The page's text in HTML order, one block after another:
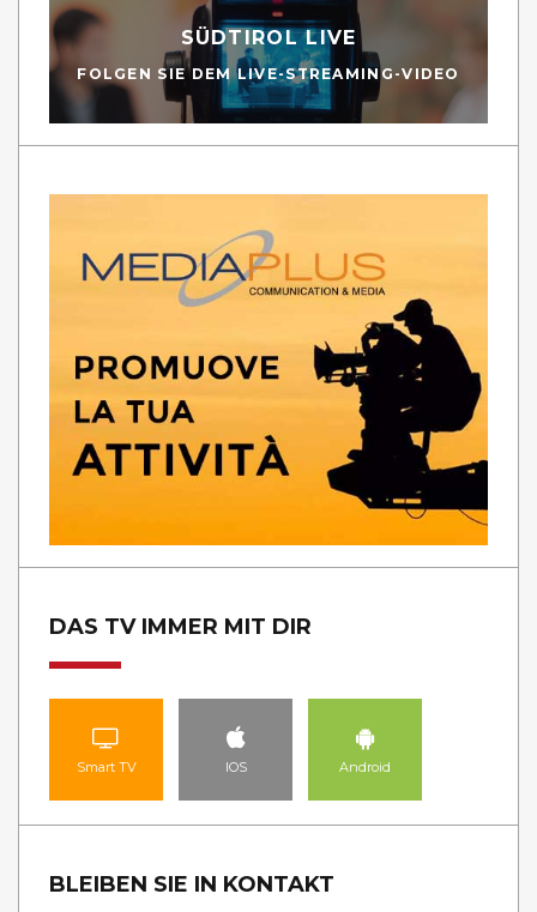
SÜDTIROL LIVE
FOLGEN SIE DEM LIVE-STREAMING-VIDEO
DAS TV IMMER MIT DIR
Smart TV IOS Android
BLEIBEN SIE IN KONTAKT